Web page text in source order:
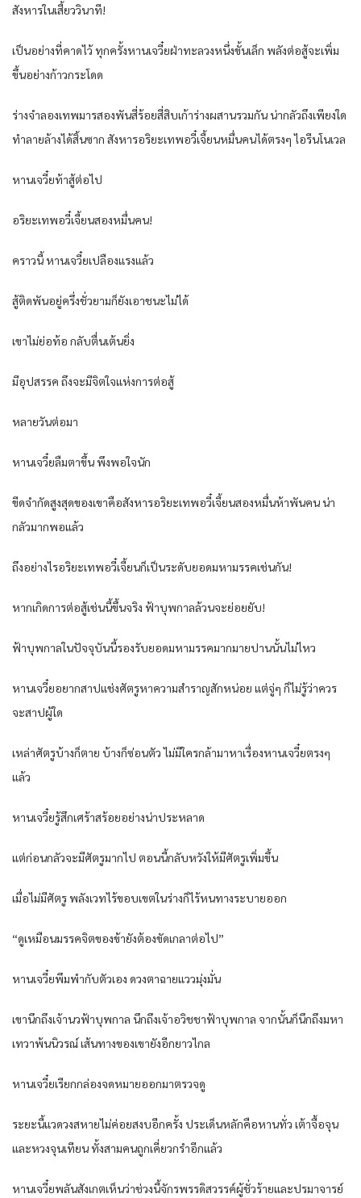
สังหารในเสี้ยววินาที!
เป็นอย่างที่คาดไว้ ทุกครั้งหานเจวี๋ยฝ่าทะลวงหนึ่งขั้นเล็ก พลังต่อสู้จะเพิ่ม
ขึ้นอย่างก้าวกระโดด
ร่างจำลองเทพมารสองพันสี่ร้อยสี่สิบเก้าร่างผสานรวมกัน น่ากลัวถึงเพียงใด
ทำลายล้างได้สิ้นซาก สังหารอริยะเทพอวี๋เจี้ยนหมื่นคนได้ตรงๆ ไอรีนโนเวล
หานเจวี๋ยท้าสู้ต่อไป
อริยะเทพอวี๋เจี้ยนสองหมื่นคน!
คราวนี้ หานเจวี๋ยเปลืองแรงแล้ว
สู้ติดพันอยู่ครึ่งชั่วยามก็ยังเอาชนะไม่ได้
เขาไม่ย่อท้อ กลับตื่นเต้นยิ่ง
มีอุปสรรค ถึงจะมีจิตใจแห่งการต่อสู้
หลายวันต่อมา
หานเจวี๋ยลืมตาขึ้น พึงพอใจนัก
ขีดจำกัดสูงสุดของเขาคือสังหารอริยะเทพอวี๋เจี้ยนสองหมื่นห้าพันคน น่า
กลัวมากพอแล้ว
ถึงอย่างไรอริยะเทพอวี๋เจี้ยนก็เป็นระดับยอดมหามรรคเช่นกัน!
หากเกิดการต่อสู้เช่นนี้ขึ้นจริง ฟ้าบุพกาลล้วนจะย่อยยับ!
ฟ้าบุพกาลในปัจจุบันนี้รองรับยอดมหามรรคมากมายปานนั้นไม่ไหว
หานเจวี๋ยอยากสาปแช่งศัตรูหาความสำราญสักหน่อย แต่จู่ๆ ก็ไม่รู้ว่าควร
จะสาปผู้ใด
เหล่าศัตรูบ้างก็ตาย บ้างก็ซ่อนตัว ไม่มีใครกล้ามาหาเรื่องหานเจวี๋ยตรงๆ
แล้ว
หานเจวี๋ยรู้สึกเศร้าสร้อยอย่างน่าประหลาด
แต่ก่อนกลัวจะมีศัตรูมากไป ตอนนี้กลับหวังให้มีศัตรูเพิ่มขึ้น
เมื่อไม่มีศัตรู พลังเวทไร้ขอบเขตในร่างก็ไร้หนทางระบายออก
“ดูเหมือนมรรคจิตของข้ายังต้องขัดเกลาต่อไป”
หานเจวี๋ยพึมพำกับตัวเอง ดวงตาฉายแววมุ่งมั่น
เขานึกถึงเจ้านวฟ้าบุพกาล นึกถึงเจ้าอวิชชาฟ้าบุพกาล จากนั้นก็นึกถึงมหา
เทวาพ้นนิวรณ์ เส้นทางของเขายังอีกยาวไกล
หานเจวี๋ยเรียกกล่องจดหมายออกมาตรวจดู
ระยะนี้แวดวงสหายไม่ค่อยสงบอีกครั้ง ประเด็นหลักคือหานทั่ว เต้าจื้อจุน
และหวงจุนเทียน ทั้งสามคนถูกเคี่ยวกรำอีกแล้ว
หานเจวี๋ยพลันสังเกตเห็นว่าช่วงนี้จักรพรรดิสวรรค์ผู้ชั่วร้ายและปรมาจารย์